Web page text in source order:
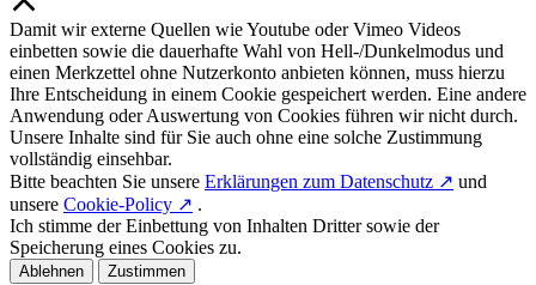
Damit wir externe Quellen wie Youtube oder Vimeo Videos
einbetten sowie die dauerhafte Wahl von Hell-/Dunkelmodus und
einen Merkzettel ohne Nutzerkonto anbieten können, muss hierzu
Ihre Entscheidung in einem Cookie gespeichert werden. Eine andere
Anwendung oder Auswertung von Cookies führen wir nicht durch.
Unsere Inhalte sind für Sie auch ohne eine solche Zustimmung
vollständig einsehbar.
Bitte beachten Sie unsere Erklärungen zum Datenschutz ↗ und
unsere Cookie-Policy ↗ .
Ich stimme der Einbettung von Inhalten Dritter sowie der
Speicherung eines Cookies zu.
Ablehnen Zustimmen